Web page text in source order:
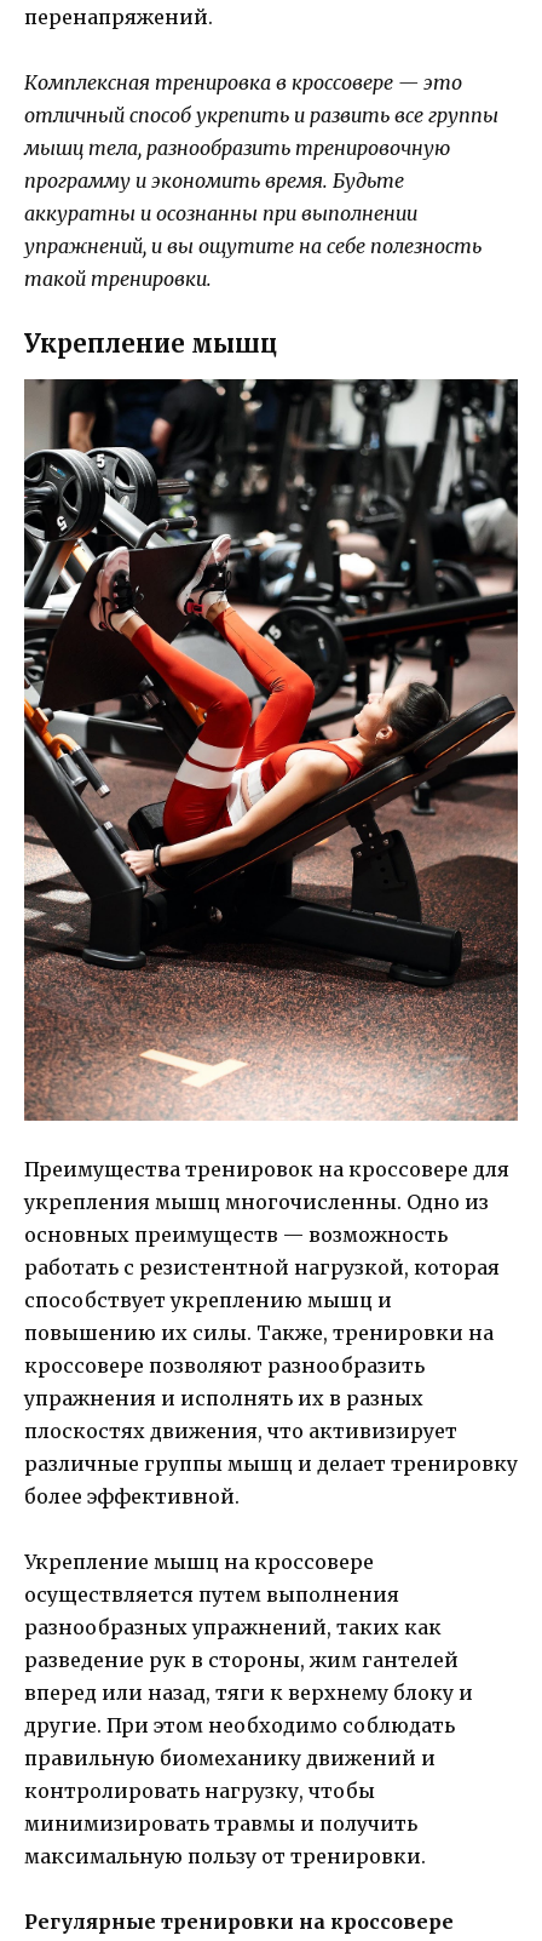
перенапряжений.
Комплексная тренировка в кроссовере — это
отличный способ укрепить и развить все группы
мышц тела, разнообразить тренировочную
программу и экономить время. Будьте
аккуратны и осознанны при выполнении
упражнений, и вы ощутите на себе полезность
такой тренировки.
Укрепление мышц
Преимущества тренировок на кроссовере для
укрепления мышц многочисленны. Одно из
основных преимуществ — возможность
работать с резистентной нагрузкой, которая
способствует укреплению мышц и
повышению их силы. Также, тренировки на
кроссовере позволяют разнообразить
упражнения и исполнять их в разных
плоскостях движения, что активизирует
различные группы мышц и делает тренировку
более эффективной.
Укрепление мышц на кроссовере
осуществляется путем выполнения
разнообразных упражнений, таких как
разведение рук в стороны, жим гантелей
вперед или назад, тяги к верхнему блоку и
другие. При этом необходимо соблюдать
правильную биомеханику движений и
контролировать нагрузку, чтобы
минимизировать травмы и получить
максимальную пользу от тренировки.
Регулярные тренировки на кроссовере